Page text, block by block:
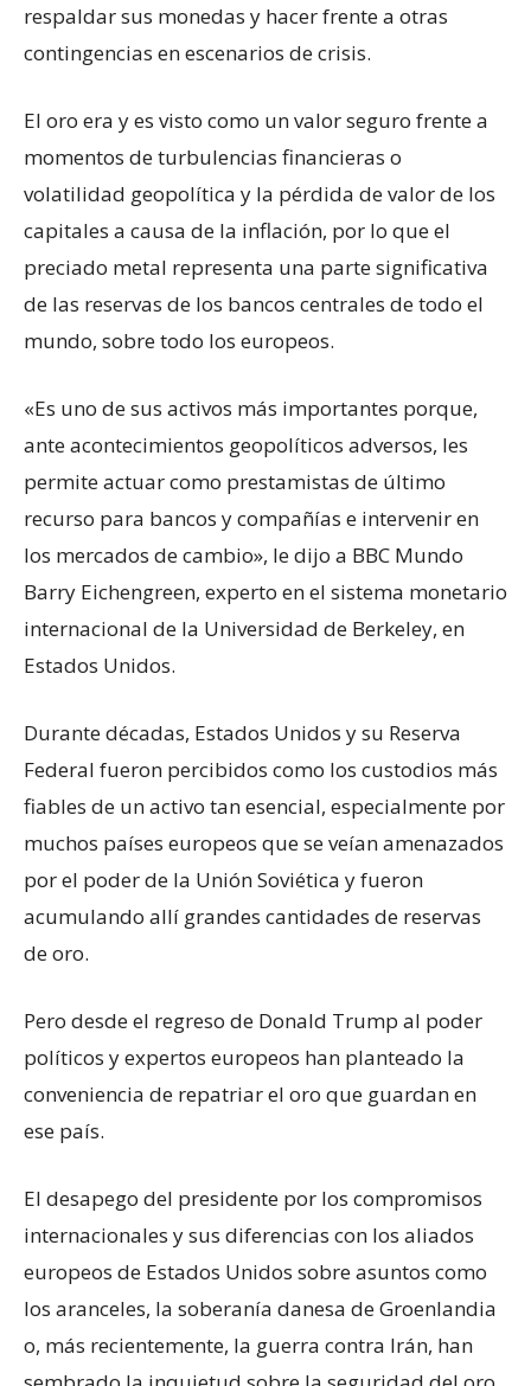
respaldar sus monedas y hacer frente a otras
contingencias en escenarios de crisis.
El oro era y es visto como un valor seguro frente a
momentos de turbulencias financieras o
volatilidad geopolítica y la pérdida de valor de los
capitales a causa de la inflación, por lo que el
preciado metal representa una parte significativa
de las reservas de los bancos centrales de todo el
mundo, sobre todo los europeos.
«Es uno de sus activos más importantes porque,
ante acontecimientos geopolíticos adversos, les
permite actuar como prestamistas de último
recurso para bancos y compañías e intervenir en
los mercados de cambio», le dijo a BBC Mundo
Barry Eichengreen, experto en el sistema monetario
internacional de la Universidad de Berkeley, en
Estados Unidos.
Durante décadas, Estados Unidos y su Reserva
Federal fueron percibidos como los custodios más
fiables de un activo tan esencial, especialmente por
muchos países europeos que se veían amenazados
por el poder de la Unión Soviética y fueron
acumulando allí grandes cantidades de reservas
de oro.
Pero desde el regreso de Donald Trump al poder
políticos y expertos europeos han planteado la
conveniencia de repatriar el oro que guardan en
ese país.
El desapego del presidente por los compromisos
internacionales y sus diferencias con los aliados
europeos de Estados Unidos sobre asuntos como
los aranceles, la soberanía danesa de Groenlandia
o, más recientemente, la guerra contra Irán, han